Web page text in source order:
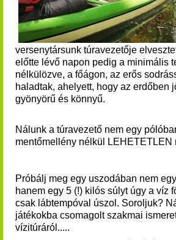
versenytársunk túravezetője
előtte lévő napon pedig a minimális
nélkülözve, a főágon, az erős
haladtak, ahelyett, hogy az erdőben
gyönyörű és könnyű.
Nálunk a túravezető nem egy
mentőmellény nélkül LEHETETLEN
Próbálj meg egy uszodában nem
hanem egy 5 (!) kilós súlyt úgy a víz
csak lábtempóval úszol. Soroljuk?
játékokba csomagolt szakmai
vízitúráról.....